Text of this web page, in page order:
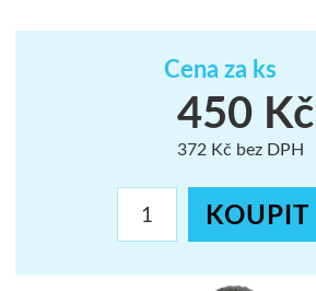
Cena za ks
450 Kč
372 Kč bez DPH
KOUPIT